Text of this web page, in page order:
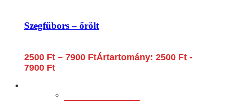
Szegfűbors – őrölt
2500 Ft – 7900 FtÁrtartomány: 2500 Ft -
7900 Ft